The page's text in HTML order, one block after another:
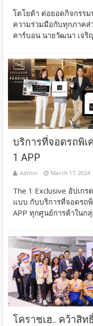
โตโยต้า ต่อยอดกิจกรร
ความร่วมมือกับทุกภาคส่
คาร์บอน นายวัฒนา เจริ
บริการที่จอดรถพิเ
1 APP
Admin March 17, 2024
The 1 Exclusive อัปเก
แบบ กับบริการที่จอดรถ
APP ทุกศูนย์การค้าในก
โคราชเฮ.. คว้าสิ